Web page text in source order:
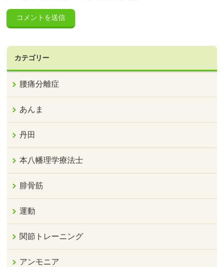
カテゴリー
腰痛分離症
あんま
丹田
本八幡理学療法士
腓骨筋
運動
関節トレーニング
アンモニア